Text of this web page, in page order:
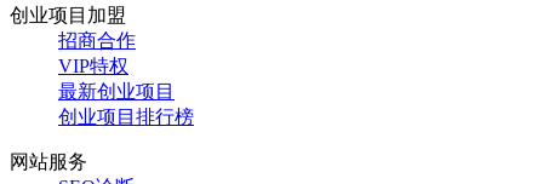
创业项目加盟
招商合作
VIP特权
最新创业项目
创业项目排行榜
网站服务